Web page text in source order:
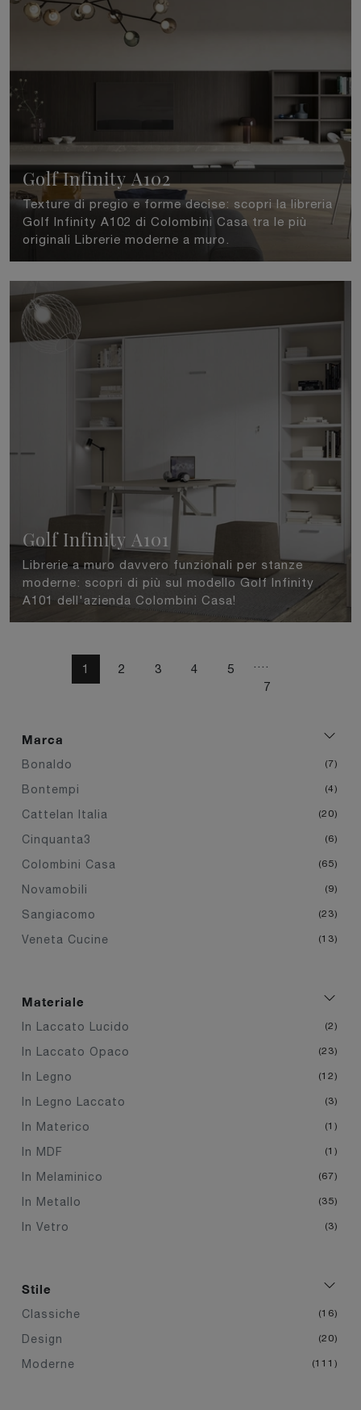
Marca
Bonaldo 7
Bontempi 4
Cattelan Italia 20
Cinquanta3 6
Colombini Casa 65
Novamobili 9
Sangiacomo 23
Veneta Cucine 13
Materiale
In Laccato Lucido 2
In Laccato Opaco 23
In Legno 12
In Legno Laccato 3
In Materico 1
In MDF 1
In Melaminico 67
In Metallo 35
In Vetro 3
Stile
Classiche 16
Design 20
Moderne 111
Golf Infinity A102
Texture di pregio e forme decise: scopri la libreria
Golf Infinity A102 di Colombini Casa tra le più
originali Librerie moderne a muro.
Golf Infinity A101
Librerie a muro davvero funzionali per stanze
moderne: scopri di più sul modello Golf Infinity
A101 dell'azienda Colombini Casa!
1 2 3 4 5
7